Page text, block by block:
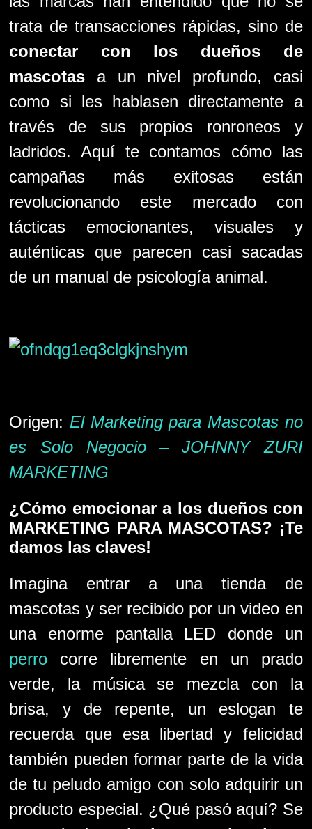
trata de transacciones rápidas, sino de
conectar con los dueños de
mascotas a un nivel profundo, casi
como si les hablasen directamente a
través de sus propios ronroneos y
ladridos. Aquí te contamos cómo las
campañas más exitosas están
revolucionando este mercado con
tácticas emocionantes, visuales y
auténticas que parecen casi sacadas
de un manual de psicología animal.
Origen: El Marketing para Mascotas no
es Solo Negocio – JOHNNY ZURI
MARKETING
¿Cómo emocionar a los dueños con
MARKETING PARA MASCOTAS? ¡Te
damos las claves!
Imagina entrar a una tienda de
mascotas y ser recibido por un video en
una enorme pantalla LED donde un
perro corre libremente en un prado
verde, la música se mezcla con la
brisa, y de repente, un eslogan te
recuerda que esa libertad y felicidad
también pueden formar parte de la vida
de tu peludo amigo con solo adquirir un
producto especial. ¿Qué pasó aquí? Se